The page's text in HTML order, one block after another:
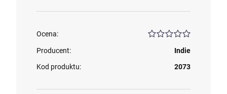
Ocena:
Producent:
Indie
Kod produktu:
2073